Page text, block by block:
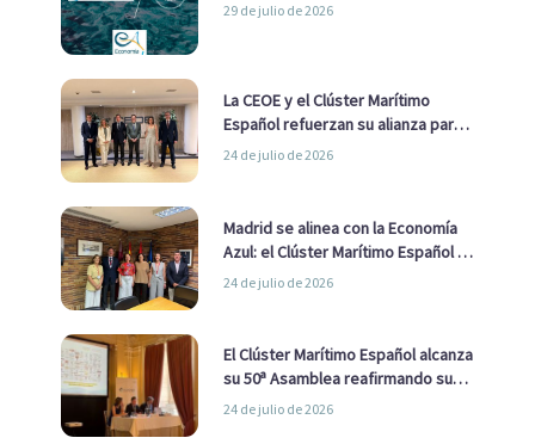
29 de julio de 2026
La CEOE y el Clúster Marítimo
Español refuerzan su alianza para
impulsar una estrategia Nacional
24 de julio de 2026
Madrid se alinea con la Economía
Azul: el Clúster Marítimo Español y
la Real Liga Naval avanzan alianzas
24 de julio de 2026
El Clúster Marítimo Español alcanza
su 50ª Asamblea reafirmando su
liderazgo en la Economía Azul
24 de julio de 2026